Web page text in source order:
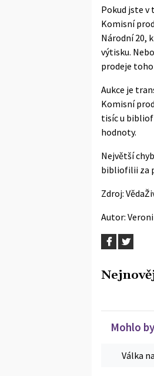
Pokud jste v
Komisní
Národní 20,
výtisku.
prodeje
Aukce je
Komisní
tisíc u
hodnoty.
Největší
bibliofilii za
Zdroj:
Autor:
Mohlo
Válka